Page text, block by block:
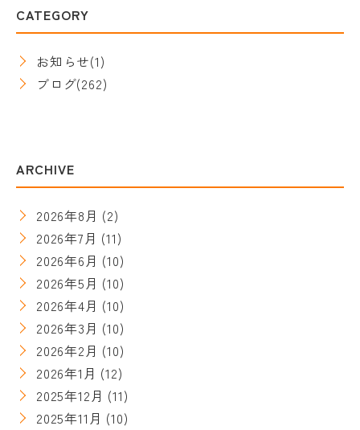
CATEGORY
お知らせ(1)
ブログ(262)
ARCHIVE
2026年8月 (2)
2026年7月 (11)
2026年6月 (10)
2026年5月 (10)
2026年4月 (10)
2026年3月 (10)
2026年2月 (10)
2026年1月 (12)
2025年12月 (11)
2025年11月 (10)